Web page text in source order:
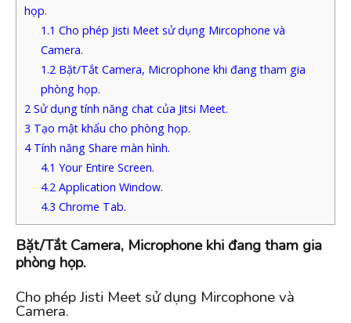
họp.
1.1 Cho phép Jisti Meet sử dụng Mircophone và
Camera.
1.2 Bặt/Tắt Camera, Microphone khi đang tham gia
phòng họp.
2 Sử dụng tính năng chat của Jitsi Meet.
3 Tạo mật khẩu cho phòng họp.
4Tính năng Share màn hình.
4.1 Your Entire Screen.
4.2 Application Window.
4.3 Chrome Tab.
Bặt/Tắt Camera, Microphone khi đang tham gia
phòng họp.
Cho phép Jisti Meet sử dụng Mircophone và
Camera.